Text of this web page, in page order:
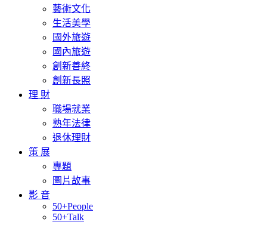
藝術文化
生活美學
國外旅遊
國內旅遊
創新善終
創新長照
理 財
職場就業
熟年法律
退休理財
策 展
專題
圖片故事
影 音
50+People
50+Talk